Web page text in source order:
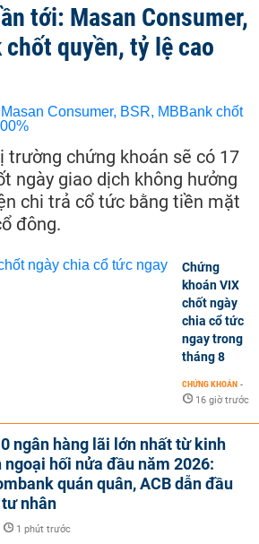
tới: Masan Consumer,
chốt quyền, tỷ lệ cao
trường chứng khoán sẽ có 17
ngày giao dịch không hưởng
chi trả cổ tức bằng tiền mặt
đông.
Chứng
khoán VIX
chốt ngày
chia cổ tức
ngay trong
tháng 8
CHỨNG KHOÁN -
16 giờ trước
ngân hàng lãi lớn nhất từ kinh
ngoại hối nửa đầu năm 2026:
quán quân, ACB dẫn đầu
nhân
1 phút trước